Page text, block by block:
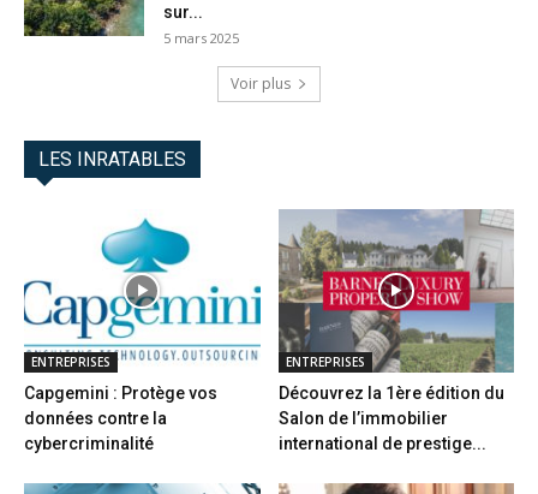
sur...
5 mars 2025
Voir plus
LES INRATABLES
ENTREPRISES
Capgemini : Protège vos
données contre la
cybercriminalité
ENTREPRISES
Découvrez la 1ère édition du
Salon de l’immobilier
international de prestige...